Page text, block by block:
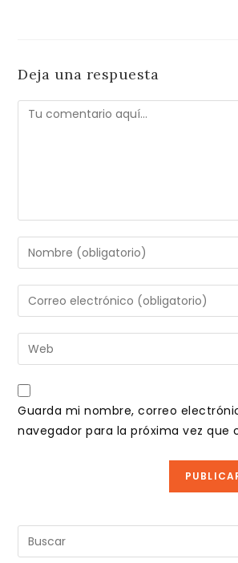
Deja una respuesta
Comentario
Introduce
tu
nombre
de
usuario
para
comentar
Introduce
tu
dirección
de
electrónico
para
comentar
Introduce
la
URL
de
Guarda mi nombre, correo
navegador para la próxima vez que